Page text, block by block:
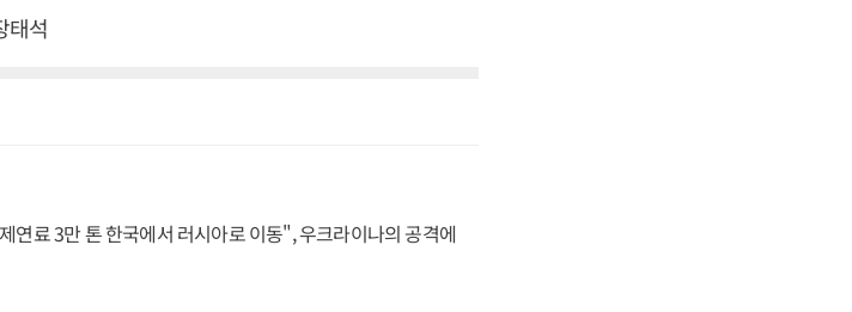
태석
연료 3만 톤 한국에서 러시아로 이동", 우크라이나의 공격에